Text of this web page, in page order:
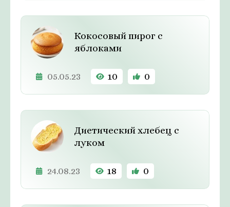
Кокосовый пирог с
яблоками
05.05.23 10 0
Диетический хлебец с
луком
24.08.23 18 0